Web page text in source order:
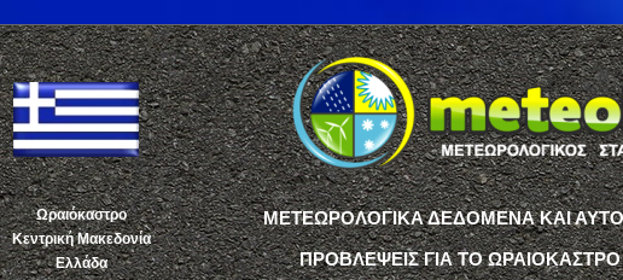
Ωραιόκαστρο
Κεντρική Μακεδονία
Ελλάδα
ΜΕΤΕΩΡΟΛΟΓΙΚΑ ΔΕΔΟΜΕΝΑ ΚΑΙ
ΠΡΟΒΛΕΨΕΙΣ ΓΙΑ ΤΟ ΩΡΑΙΟΚΑΣΤΡΟ